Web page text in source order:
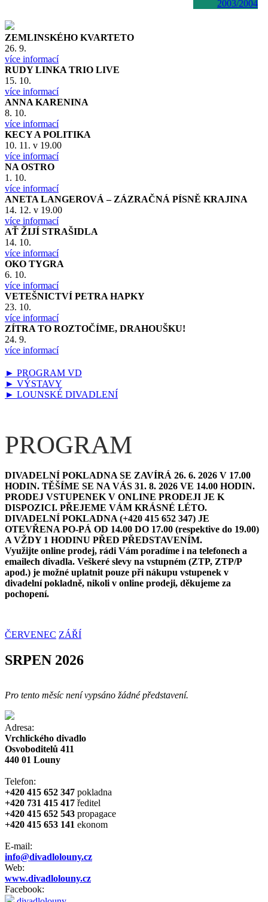
2003/2004
ZEMLINSKÉHO KVARTETO
26. 9.
více informací
RUDY LINKA TRIO LIVE
15. 10.
více informací
ANNA KARENINA
8. 10.
více informací
KECY A POLITIKA
10. 11. v 19.00
více informací
NA OSTRO
1. 10.
více informací
ANETA LANGEROVÁ – ZÁZRAČNÁ PÍSNĚ KRAJINA
14. 12. v 19.00
více informací
AŤ ŽIJÍ STRAŠIDLA
14. 10.
více informací
OKO TYGRA
6. 10.
více informací
VETEŠNICTVÍ PETRA HAPKY
23. 10.
více informací
ZÍTRA TO ROZTOČÍME, DRAHOUŠKU!
24. 9.
více informací
► PROGRAM VD
► VÝSTAVY
► LOUNSKÉ DIVADLENÍ
PROGRAM
DIVADELNÍ POKLADNA SE ZAVÍRÁ 26. 6. 2026 V 17.00
HODIN. TĚŠÍME SE NA VÁS 31. 8. 2026 VE 14.00 HODIN.
PRODEJ VSTUPENEK V ONLINE PRODEJI JE K
DISPOZICI. PŘEJEME VÁM KRÁSNÉ LÉTO.
DIVADELNÍ POKLADNA (+420 415 652 347) JE
OTEVŘENA PO-PÁ OD 14.00 DO 17.00 (respektive do 19.00)
A VŽDY 1 HODINU PŘED PŘEDSTAVENÍM.
Využijte online prodej, rádi Vám poradíme i na telefonech a
emailech divadla. Veškeré slevy na vstupném (ZTP, ZTP/P
apod.) je možné uplatnit pouze při nákupu vstupenek v
divadelní pokladně, nikoli v online prodeji, děkujeme za
pochopení.
ČERVENEC ZÁŘÍ
SRPEN 2026
Pro tento měsíc není vypsáno žádné představení.
Adresa:
Vrchlického divadlo
Osvoboditelů 411
440 01 Louny
Telefon:
+420 415 652 347 pokladna
+420 731 415 417 ředitel
+420 415 652 543 propagace
+420 415 653 141 ekonom
E-mail:
info@divadlolouny.cz
Web:
www.divadlolouny.cz
Facebook: